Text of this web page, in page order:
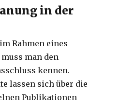
in der
Rahmen eines
man den
kennen.
lassen sich über die
Publikationen